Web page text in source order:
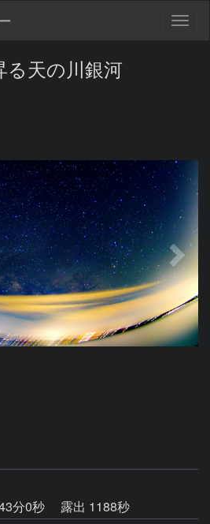
る天の川銀河
分0秒
露出 1188秒